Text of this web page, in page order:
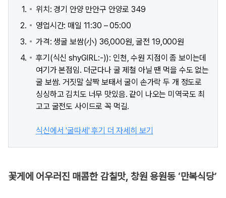
위치: 경기 안양 만안구 안양로 349
영업시간: 매일 11:30 – 05:00
가격: 생굴 보쌈(小) 36,000원, 굴전 19,000원
후기(식신 shyGIRL:-)): 인천, 수원 지점이 좀 보이는데
여기가 본점임. 더군다나 굴 제철 아닐 땐 먹을 수도 없는
굴 보쌈. 거짓말 살짝 보태서 굴이 손가락 두 개 정도로
싱싱하고 김치도 너무 맛있음. 같이 나오는 미역국도 최
고고 굴전도 사이드로 꼭 먹길.
식신에서 '굴따세' 후기 더 자세히 보기
꽃게에 어우러진 매콤한 감칠맛, 창원 용원동 ‘만복식당’